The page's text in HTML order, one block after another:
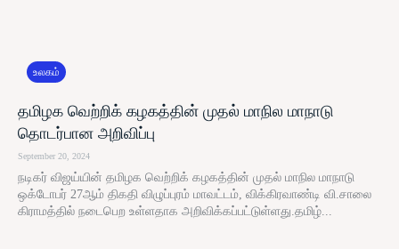
உலகம்
தமிழக வெற்றிக் கழகத்தின் முதல் மாநில மாநாடு
தொடர்பான அறிவிப்பு
September 20, 2024
நடிகர் விஜய்யின் தமிழக வெற்றிக் கழகத்தின் முதல் மாநில மாநாடு
ஒக்டோபர் 27ஆம் திகதி விழுப்புரம் மாவட்டம், விக்கிரவாண்டி வி.சாலை
கிராமத்தில் நடைபெற உள்ளதாக அறிவிக்கப்பட்டுள்ளது.தமிழ்...